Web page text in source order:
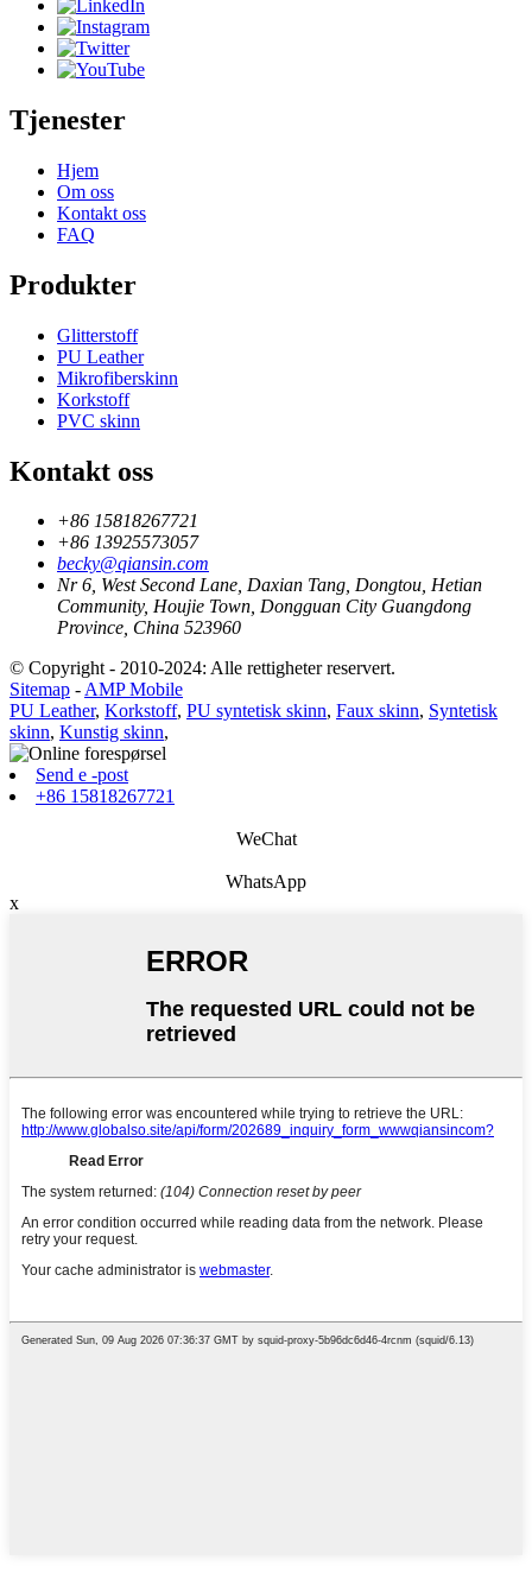
Tjenester
Hjem
Om oss
Kontakt oss
FAQ
Produkter
Glitterstoff
PU Leather
Mikrofiberskinn
Korkstoff
PVC skinn
Kontakt oss
+86 15818267721
+86 13925573057
becky@qiansin.com
Nr 6, West Second Lane, Daxian Tang, Dongtou, Hetian
Community, Houjie Town, Dongguan City Guangdong
Province, China 523960
© Copyright - 2010-2024: Alle rettigheter reservert.
Sitemap -AMP Mobile
PU Leather, Korkstoff, PU syntetisk skinn, Faux skinn, Syntetisk
skinn, Kunstig skinn,
Send e -post
+86 15818267721
WeChat
WhatsApp
x